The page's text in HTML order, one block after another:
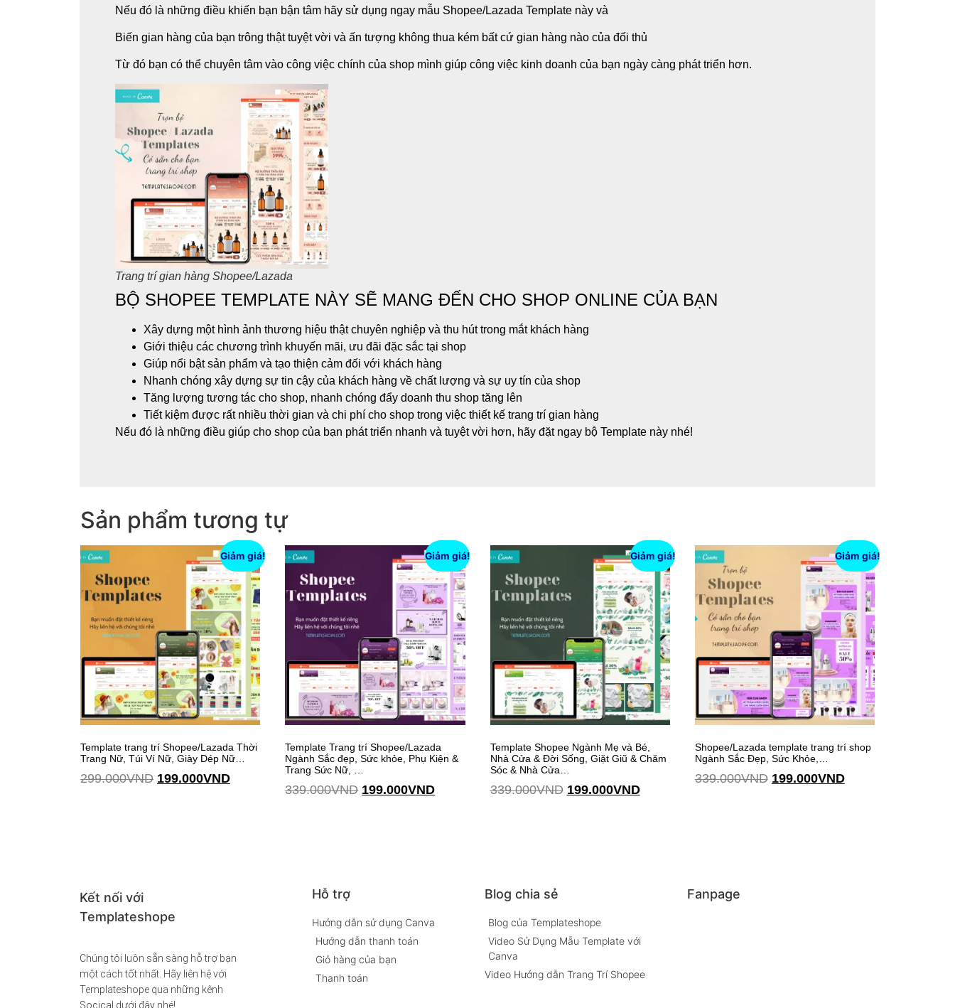
Nếu đó là những điều khiến bạn bận tâm hãy sử dụng ngay mẫu Shopee/Lazada Template này và
Biến gian hàng của bạn trông thật tuyệt vời và ấn tượng không thua kém bất cứ gian hàng nào của đối thủ
Từ đó bạn có thể chuyên tâm vào công việc chính của shop mình giúp công việc kinh doanh của bạn ngày càng phát triển hơn.
Trang trí gian hàng Shopee/Lazada
BỘ SHOPEE TEMPLATE NÀY SẼ MANG ĐẾN CHO SHOP ONLINE CỦA BẠN
Xây dựng một hình ảnh thương hiệu thật chuyên nghiệp và thu hút trong mắt khách hàng
Giới thiệu các chương trình khuyến mãi, ưu đãi đặc sắc tại shop
Giúp nổi bật sản phẩm và tạo thiện cảm đối với khách hàng
Nhanh chóng xây dựng sự tin cậy của khách hàng về chất lượng và sự uy tín của shop
Tăng lượng tương tác cho shop, nhanh chóng đẩy doanh thu shop tăng lên
Tiết kiệm được rất nhiều thời gian và chi phí cho shop trong việc thiết kế trang trí gian hàng
Nếu đó là những điều giúp cho shop của bạn phát triển nhanh và tuyệt vời hơn, hãy đặt ngay bộ Template này nhé!
Sản phẩm tương tự
Giảm giá!
Template trang trí Shopee/Lazada Thời
Trang Nữ, Túi Ví Nữ, Giày Dép Nữ…
299.000VND 199.000VND
Giảm giá!
Template Trang trí Shopee/Lazada
Ngành Sắc đẹp, Sức khỏe, Phụ Kiện &
Trang Sức Nữ, …
339.000VND 199.000VND
Giảm giá!
Template Shopee Ngành Mẹ và Bé,
Nhà Cửa & Đời Sống, Giặt Giũ & Chăm
Sóc & Nhà Cửa…
339.000VND 199.000VND
Giảm giá!
Shopee/Lazada template trang trí shop
Ngành Sắc Đẹp, Sức Khỏe,…
339.000VND 199.000VND
Kết nối với
Templateshope
Chúng tôi luôn sẵn sàng hỗ trợ bạn
một cách tốt nhất. Hãy liên hệ với
Templateshope qua những kênh
Socical dưới đây nhé!
Hỗ trợ
Hướng dẫn sử dụng Canva
Hướng dẫn thanh toán
Giỏ hàng của bạn
Thanh toán
Blog chia sẻ
Blog của Templateshope
Video Sử Dụng Mẫu Template với
Canva
Video Hướng dẫn Trang Trí Shopee
Fanpage